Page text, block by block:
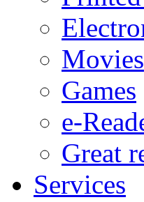
Movies
Games
e-
Great
Services